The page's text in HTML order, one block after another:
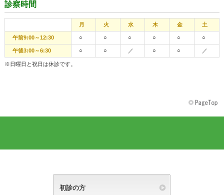
診察時間
月 火 水 木 金 土
午前9:00～12:30 ○ ○ ○ ○ ○ ○
午後3:00～6:30 ○ ○ ／ ○ ○ ／
※日曜日と祝日は休診です。
初診の方